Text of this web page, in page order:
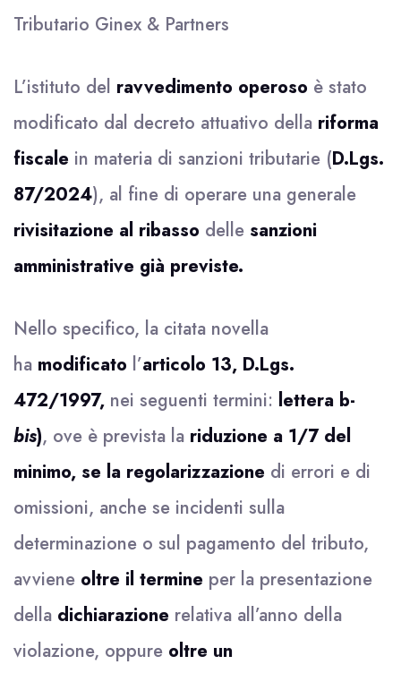
Tributario Ginex & Partners
L’istituto del ravvedimento operoso è stato
modificato dal decreto attuativo della riforma
fiscale in materia di sanzioni tributarie (D.Lgs.
87/2024), al fine di operare una generale
rivisitazione al ribasso delle sanzioni
amministrative già previste.
Nello specifico, la citata novella
ha modificato l’articolo 13, D.Lgs.
472/1997, nei seguenti termini: lettera b-
bis), ove è prevista la riduzione a 1/7 del
minimo, se la regolarizzazione di errori e di
omissioni, anche se incidenti sulla
determinazione o sul pagamento del tributo,
avviene oltre il termine per la presentazione
della dichiarazione relativa all’anno della
violazione, oppure oltre un